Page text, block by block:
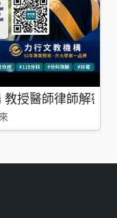
授醫師律師解密